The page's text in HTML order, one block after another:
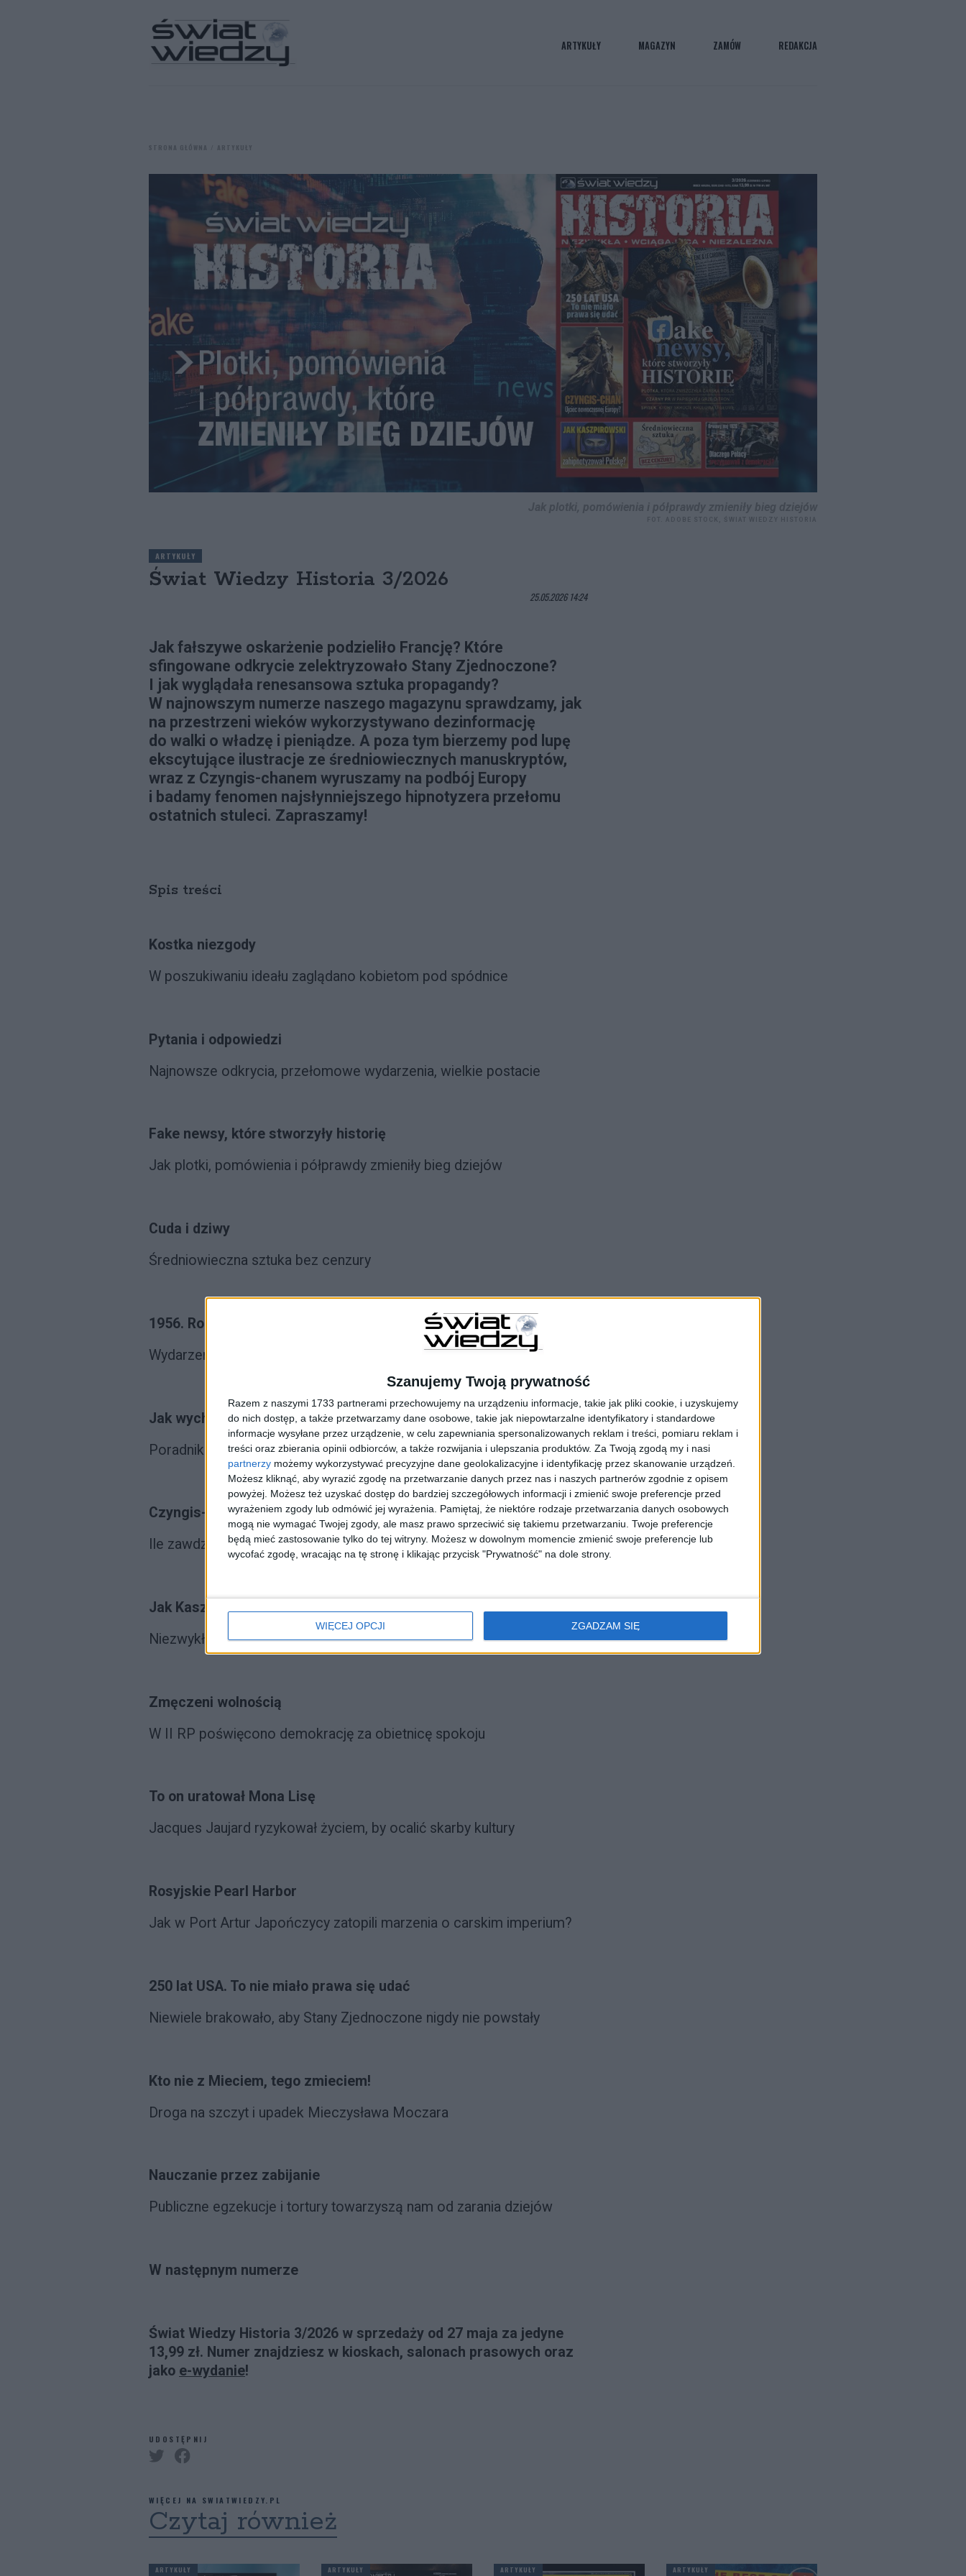
Szanujemy Twoją prywatność
Razem z naszymi 1733 partnerami przechowujemy na urządzeniu informacje, takie jak pliki cookie, i uzyskujemy
do nich dostęp, a także przetwarzamy dane osobowe, takie jak niepowtarzalne identyfikatory i standardowe
informacje wysyłane przez urządzenie, w celu zapewniania spersonalizowanych reklam i treści, pomiaru reklam i
treści oraz zbierania opinii odbiorców, a także rozwijania i ulepszania produktów. Za Twoją zgodą my i nasi
partnerzy możemy wykorzystywać precyzyjne dane geolokalizacyjne i identyfikację przez skanowanie urządzeń.
Możesz kliknąć, aby wyrazić zgodę na przetwarzanie danych przez nas i naszych partnerów zgodnie z opisem
powyżej. Możesz też uzyskać dostęp do bardziej szczegółowych informacji i zmienić swoje preferencje przed
wyrażeniem zgody lub odmówić jej wyrażenia.
Pamiętaj, że niektóre rodzaje przetwarzania danych osobowych
mogą nie wymagać Twojej zgody, ale masz prawo sprzeciwić się takiemu przetwarzaniu. Twoje preferencje
będą mieć zastosowanie tylko do tej witryny. Możesz w dowolnym momencie zmienić swoje preferencje lub
wycofać zgodę, wracając na tę stronę i klikając przycisk "Prywatność" na dole strony.
WIĘCEJ OPCJI ZGADZAM SIĘ
ARTYKUŁY MAGAZYN ZAMÓW REDAKCJA
ARTYKUŁY
Świat Wiedzy Historia 3/2026
25.05.2026 14:24
Jak fałszywe oskarżenie podzieliło Francję? Które
sfingowane odkrycie zelektryzowało Stany Zjednoczone?
I jak wyglądała renesansowa sztuka propagandy?
W najnowszym numerze naszego magazynu sprawdzamy, jak
na przestrzeni wieków wykorzystywano dezinformację
do walki o władzę i pieniądze. A poza tym bierzemy pod lupę
ekscytujące ilustracje ze średniowiecznych manuskryptów,
wraz z Czyngis-chanem wyruszamy na podbój Europy
i badamy fenomen najsłynniejszego hipnotyzera przełomu
ostatnich stuleci. Zapraszamy!
Spis treści
Kostka niezgody
W poszukiwaniu ideału zaglądano kobietom pod spódnice
Pytania i odpowiedzi
Najnowsze odkrycia, przełomowe wydarzenia, wielkie postacie
Fake newsy, które stworzyły historię
Jak plotki, pomówienia i półprawdy zmieniły bieg dziejów
Cuda i dziwy
Średniowieczna sztuka bez cenzury
1956. Rok przełomu
Wydarzeniami z tamtych 12 miesięcy można by obdzielić dekadę!
Jak wychować idealnego nazistę?
Poradnik Magdy Goebbels
Czyngis-chan. Ojciec nowoczesnej Europy?
Ile zawdzięczamy twórcy imperium Mongołów?
Jak Kaszpirowski zahipnotyzował Polaków?
Niezwykła biografia najsłynniejszego radzieckiego uzdrowiciela
Zmęczeni wolnością
W II RP poświęcono demokrację za obietnicę spokoju
To on uratował Mona Lisę
Jacques Jaujard ryzykował życiem, by ocalić skarby kultury
Rosyjskie Pearl Harbor
Jak w Port Artur Japończycy zatopili marzenia o carskim imperium?
250 lat USA. To nie miało prawa się udać
Niewiele brakowało, aby Stany Zjednoczone nigdy nie powstały
Kto nie z Mieciem, tego zmieciem!
Droga na szczyt i upadek Mieczysława Moczara
Nauczanie przez zabijanie
Publiczne egzekucje i tortury towarzyszą nam od zarania dziejów
W następnym numerze
Świat Wiedzy Historia 3/2026 w sprzedaży od 27 maja za jedyne
13,99 zł. Numer znajdziesz w kioskach, salonach prasowych oraz
jako e-wydanie!
UDOSTĘPNIJ
WIĘCEJ NA SWIATWIEDZY.PL
Czytaj również
ARTYKUŁY ARTYKUŁY ARTYKUŁY ARTYKUŁY